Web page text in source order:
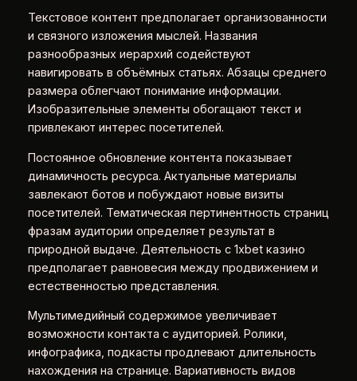
Текстовое контент предполагает организованности
и связного изложения мыслей. Названия
разнообразных иерархий содействуют
навигировать в объёмных статьях. Абзацы среднего
размера облегчают понимание информации.
Изобразительные элементы обогащают текст и
привлекают интерес посетителей.
Постоянное обновление контента показывает
динамичность ресурса. Актуальные материалы
завлекают ботов и побуждают новые визиты
посетителей. Тематическая пертинентность страниц
фразам аудитории определяет результат в
природной выдаче. Деятельность с 1xbet казино
предполагает равновесия между продвижением и
естественностью представления.
Мультимедийный содержимое увеличивает
возможности контакта с аудиторией. Ролики,
инфографика, подкасты продлевают длительность
нахождения на странице. Вариативность видов